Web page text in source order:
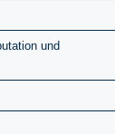
und